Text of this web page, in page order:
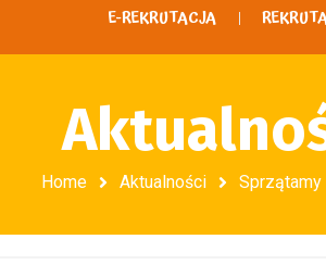
E-REKRUTACJA
Home Aktualności